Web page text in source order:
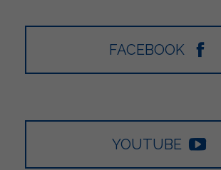
FACEBOOK
YOUTUBE